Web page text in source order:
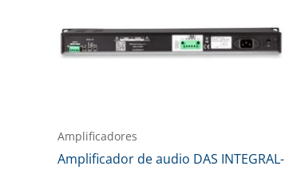
Amplificadores
Amplificador de audio DAS INTEGRAL-